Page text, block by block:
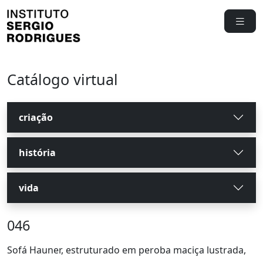
Catálogo virtual
criação
história
vida
046
Sofá Hauner, estruturado em peroba maciça lustrada,